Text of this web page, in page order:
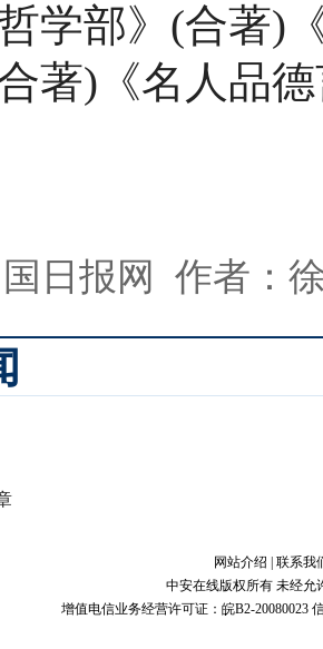
学部》(合著)
著)《名人品
日报网 作者：
网站介绍
联系我
中安在线版权所有 未经
增值电信业务经营许可证：皖B2-20080023